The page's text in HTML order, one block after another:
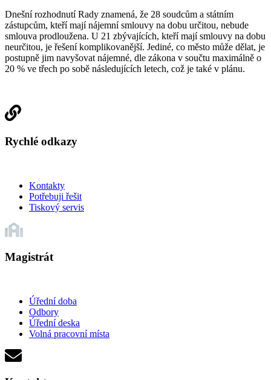
Dnešní rozhodnutí Rady znamená, že 28 soudcům a státním
zástupcům, kteří mají nájemní smlouvy na dobu určitou, nebude
smlouva prodloužena. U 21 zbývajících, kteří mají smlouvy na dobu
neurčitou, je řešení komplikovanější. Jediné, co město může dělat, je
postupně jim navyšovat nájemné, dle zákona v součtu maximálně o
20 % ve třech po sobě následujících letech, což je také v plánu.
Rychlé odkazy
Kontakty
Potřebuji řešit
Tiskový servis
Magistrát
Úřední doba
Odbory
Úřední deska
Volná pracovní místa